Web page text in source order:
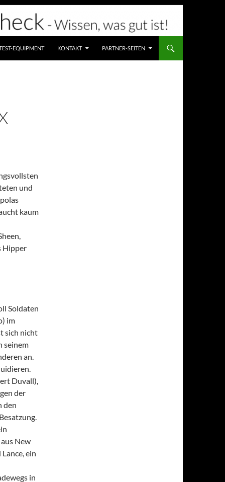
EQUIPMENT KONTAKT PARTNER-SEITEN
und
kaum
Hipper
Soldaten
im
sich nicht
seinem
an.
Duvall),
der
den
New
ein
in